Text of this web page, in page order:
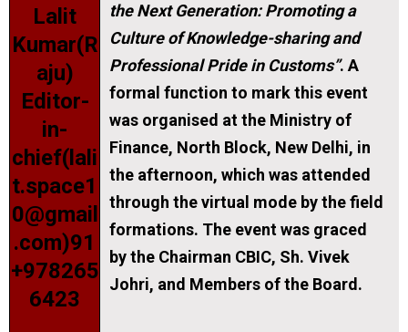
Lalit
Kumar(R
aju)
Editor-
in-
chief(lali
t.space1
0@gmail
.com)91
+978265
6423
the Next Generation: Promoting a
Culture of Knowledge-sharing and
Professional Pride in Customs”. A
formal function to mark this event
was organised at the Ministry of
Finance, North Block, New Delhi, in
the afternoon, which was attended
through the virtual mode by the field
formations. The event was graced
by the Chairman CBIC, Sh. Vivek
Johri, and Members of the Board.